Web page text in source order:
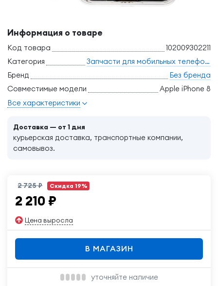
Информация о товаре
Код товара
102009302211
Категория
Запчасти для мобильных телефонов
Бренд
Без бренда
Совместимые модели
Apple iPhone 8
Все характеристики
Доставка — от 1 дня
курьерская доставка, транспортные компании,
самовывоз.
2 725 ₽ Скидка 19%
2 210 ₽
Цена выросла
В МАГАЗИН
уточняйте наличие